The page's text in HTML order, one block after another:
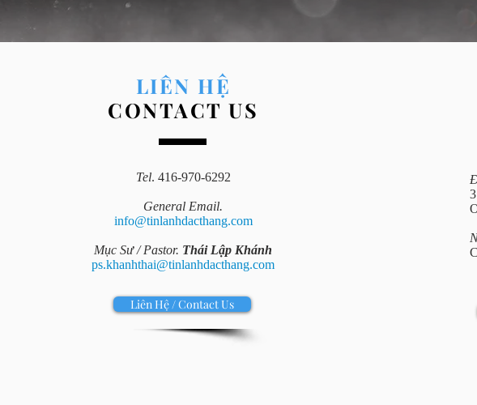
LIÊN HỆ
CONTACT US
Tel. 416-970-6292
General Email.
info@tinlanhdacthang.com
Mục Sư / Pastor. Thái Lập Khánh
ps.khanhthai@tinlanhdacthang.com
Liên Hệ / Contact Us